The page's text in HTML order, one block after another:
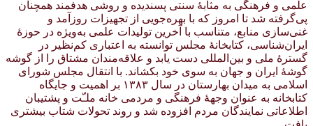
علمی و فرهنگی به مثابهٔ سنتی پسندیده و روشی هدفمند همچنان
پی‌گرفته شد تا امروز که با بهره‌جویی از تجهیزات روزآمد و
غنی‌سازی منابع، متناسب با آخرین تولیدات علمی به‌ویژه در حوزهٔ
ایران‌شناسی، کتابخانهٔ مجلس توانسته به اعتباری کم‌نظیر در
گسترهٔ ملی و بین‌المللی دست یابد و علاقه‌مندان مشتاق را از گوشه
گوشهٔ ایران و جهان به سوی خود بکشاند. با انتقال مجلس شورای
اسلامی به میدان بهارستان در سال ۱۳۸۳ بر اهمیت و جایگاه
کتابخانه به عنوان وجههٔ فرهنگی و مردمی خانه ملـّت و پشتیبان
اطلاعاتی نمایندگان مردم افزوده شد و روند تحولات شتاب بیشتری